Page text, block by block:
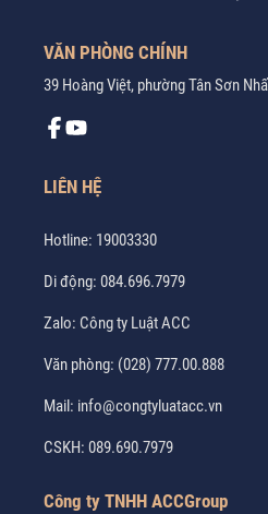
VĂN PHÒNG CHÍNH
39 Hoàng Việt, phường Tân Sơn
LIÊN HỆ
Hotline: 19003330
Di động: 084.696.7979
Zalo: Công ty Luật ACC
Văn phòng: (028) 777.00.888
Mail: info@congtyluatacc.vn
CSKH: 089.690.7979
Công ty TNHH ACCGroup